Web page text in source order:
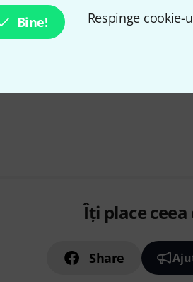
Bine! Respinge cookie-
Lumenradio
Îți place ceea
Share